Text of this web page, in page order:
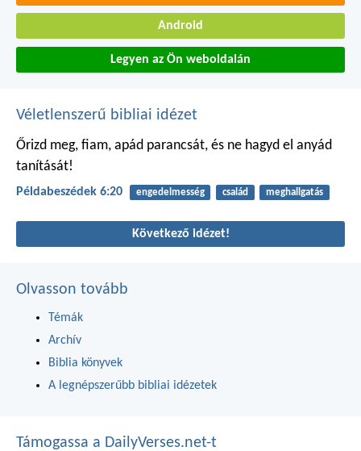
Android
Legyen az Ön weboldalán
Véletlenszerű bibliai idézet
Őrizd meg, fiam, apád parancsát, és ne hagyd el anyád
tanítását!
Példabeszédek 6:20 engedelmesség család meghallgatás
Következő idézet!
Olvasson tovább
Témák
Archív
Biblia könyvek
A legnépszerűbb bibliai idézetek
Támogassa a DailyVerses.net-t